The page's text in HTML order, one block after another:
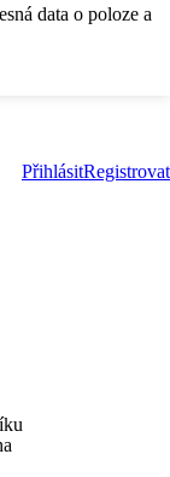
data o poloze a
PřihlásitRegistrovat
cena košíku